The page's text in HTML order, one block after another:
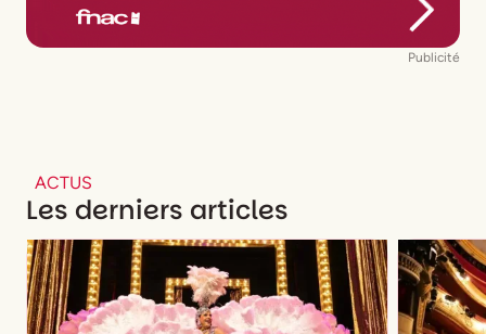
Publicité
ACTUS
Les derniers articles